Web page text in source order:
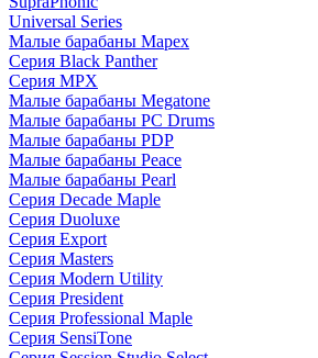
Universal Series
Малые барабаны Mapex
Серия Black Panther
Серия MPX
Малые барабаны Megatone
Малые барабаны PC Drums
Малые барабаны PDP
Малые барабаны Peace
Малые барабаны Pearl
Серия Decade Maple
Серия Duoluxe
Серия Export
Серия Masters
Серия Modern Utility
Серия President
Серия Professional Maple
Серия SensiTone